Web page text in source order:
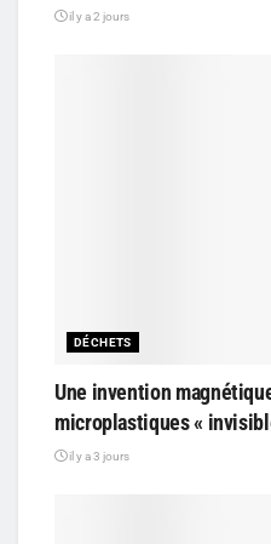
il y a 2 jours
DÉCHETS
Une invention
microplastiques «
il y a 3 jours